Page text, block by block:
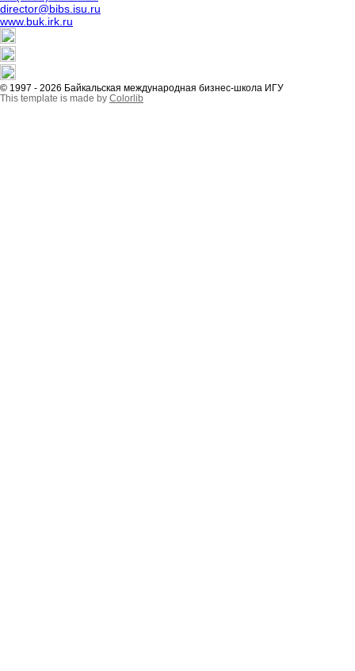
director@bibs.isu.ru
www.buk.irk.ru
© 1997 - 2026 Байкальская международная бизнес-школа ИГУ
This template is made by Colorlib